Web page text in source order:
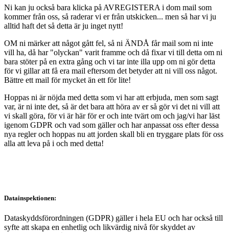
Ni kan ju också bara klicka på AVREGISTERA i dom mail som
kommer från oss, så raderar vi er från utskicken... men så har vi ju
alltid haft det så detta är ju inget nytt!
OM ni märker att något gått fel, så ni ÄNDÅ får mail som ni inte
vill ha, då har "olyckan" varit framme och då fixar vi till detta om ni
bara stöter på en extra gång och vi tar inte illa upp om ni gör detta
för vi gillar att få era mail eftersom det betyder att ni vill oss något.
Bättre ett mail för mycket än ett för lite!
Hoppas ni är nöjda med detta som vi har att erbjuda, men som sagt
var, är ni inte det, så är det bara att höra av er så gör vi det ni vill att
vi skall göra, för vi är här för er och inte tvärt om och jag/vi har läst
igenom GDPR och vad som gäller och har anpassat oss efter dessa
nya regler och hoppas nu att jorden skall bli en tryggare plats för oss
alla att leva på i och med detta!
Datainspektionen:
Dataskyddsförordningen (GDPR) gäller i hela EU och har också till
syfte att skapa en enhetlig och likvärdig nivå för skyddet av